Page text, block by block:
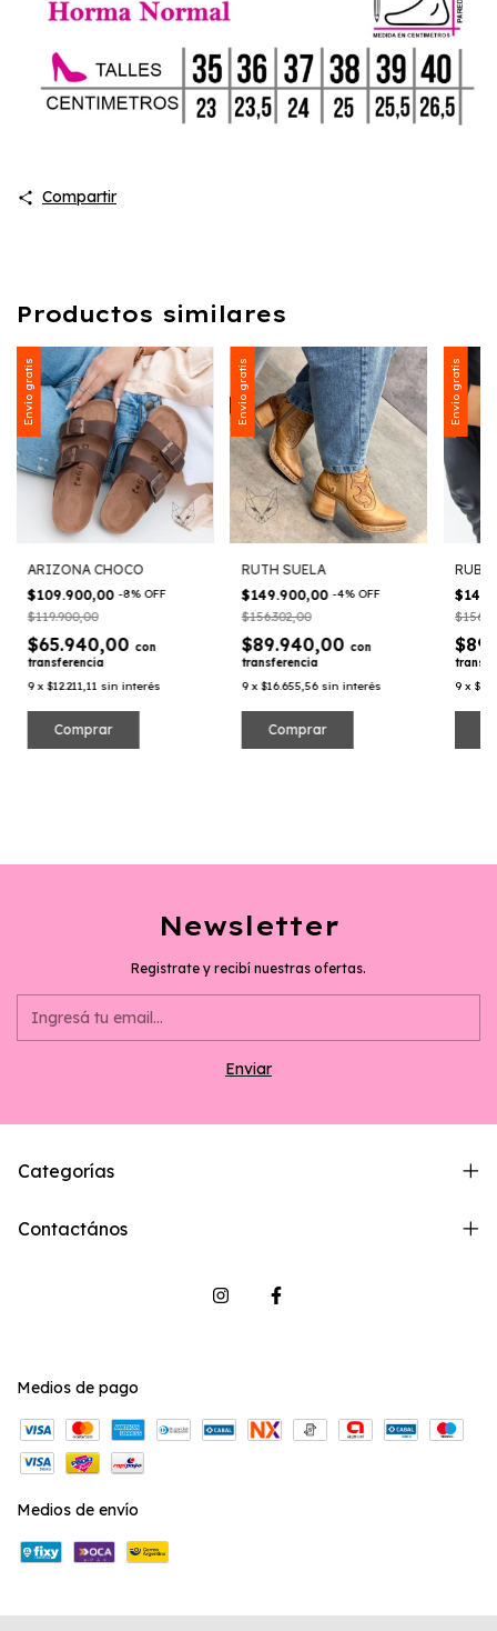
Compartir
Productos similares
Envío gratis
ARIZONA CHOCO
$109.900,00-8% OFF
$119.900,00
$65.940,00 con
transferencia
9 x$12.211,11 sin interés
Comprar
Envío gratis
RUTH SUELA
$149.900,00-4% OFF
$156.302,00
$89.940,00 con
transferencia
9 x$16.655,56 sin interés
Comprar
Envío gratis
RUBY
9 x
Newsletter
Registrate y recibí nuestras ofertas.
Categorías
Contactános
Medios de pago
Medios de envío